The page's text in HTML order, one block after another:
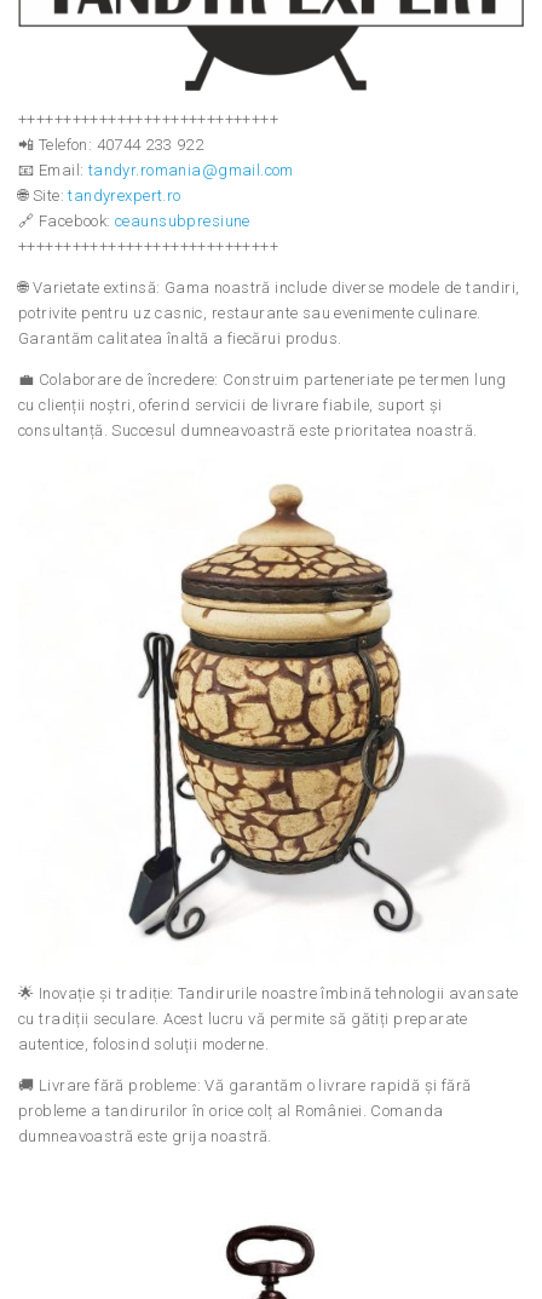
+++++++++++++++++++++++++++++
📲 Telefon: 40744 233 922
📧 Email:tandyr.romania@gmail.com
🌐 Site:tandyrexpert.ro
🔗 Facebook:ceaunsubpresiune
+++++++++++++++++++++++++++++
🌐 Varietate extinsă: Gama noastră include diverse modele de tandiri,
potrivite pentru uz casnic, restaurante sau evenimente culinare.
Garantăm calitatea înaltă a fiecărui produs.
💼 Colaborare de încredere: Construim parteneriate pe termen lung
cu clienții noștri, oferind servicii de livrare fiabile, suport și
consultanță. Succesul dumneavoastră este prioritatea noastră.
🌟 Inovație și tradiție: Tandirurile noastre îmbină tehnologii avansate
cu tradiții seculare. Acest lucru vă permite să gătiți preparate
autentice, folosind soluții moderne.
🚚 Livrare fără probleme: Vă garantăm o livrare rapidă și fără
probleme a tandirurilor în orice colț al României. Comanda
dumneavoastră este grija noastră.